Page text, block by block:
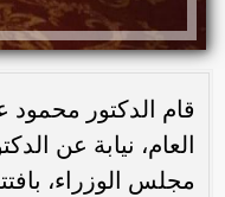
قام الدكتور
العام، نيابة عن
مجلس الوزراء،